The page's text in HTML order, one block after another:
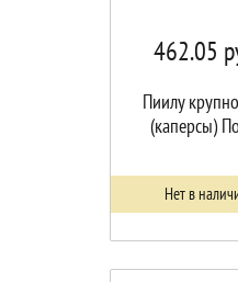
462.05
Пиилу
(каперсы)
Нет в